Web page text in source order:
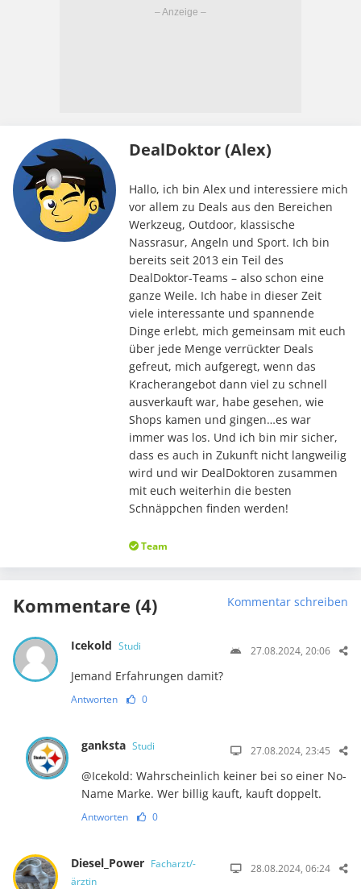
DealDoktor (Alex)
Hallo, ich bin Alex und interessiere mich
vor allem zu Deals aus den Bereichen
Werkzeug, Outdoor, klassische
Nassrasur, Angeln und Sport. Ich bin
bereits seit 2013 ein Teil des
DealDoktor-Teams – also schon eine
ganze Weile. Ich habe in dieser Zeit
viele interessante und spannende
Dinge erlebt, mich gemeinsam mit euch
über jede Menge verrückter Deals
gefreut, mich aufgeregt, wenn das
Kracherangebot dann viel zu schnell
ausverkauft war, habe gesehen, wie
Shops kamen und gingen…es war
immer was los. Und ich bin mir sicher,
dass es auch in Zukunft nicht langweilig
wird und wir DealDoktoren zusammen
mit euch weiterhin die besten
Schnäppchen finden werden!
Team
Kommentare (4) Kommentar schreiben
Icekold Studi 27.08.2024, 20:06
Jemand Erfahrungen damit?
Antworten 0
ganksta Studi 27.08.2024, 23:45
@Icekold: Wahrscheinlich keiner bei so einer No-
Name Marke. Wer billig kauft, kauft doppelt.
Antworten 0
Diesel_Power Facharzt/-
ärztin
28.08.2024, 06:24